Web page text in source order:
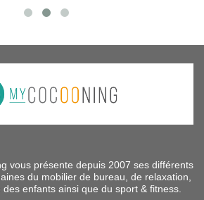
vous présente depuis 2007 ses différents
du mobilier de bureau, de relaxation,
enfants ainsi que du sport & fitness.